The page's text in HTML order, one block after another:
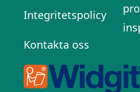
Integritetspolicy
Kontakta oss